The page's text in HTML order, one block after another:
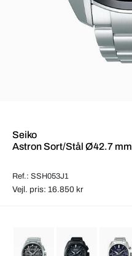
Seiko
Astron Sort/Stål Ø42.7 mm
Ref.: SSH053J1
Vejl. pris: 16.850 kr